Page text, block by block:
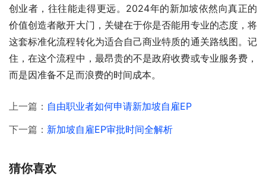
创业者，往往能走得更远。2024年的新加坡依然向真正的
价值创造者敞开大门，关键在于你是否能用专业的态度，将
这套标准化流程转化为适合自己商业特质的通关路线图。记
住，在这个流程中，最昂贵的不是政府收费或专业服务费，
而是因准备不足而浪费的时间成本。
上一篇： 自由职业者如何申请新加坡自雇EP
下一篇： 新加坡自雇EP审批时间全解析
猜你喜欢